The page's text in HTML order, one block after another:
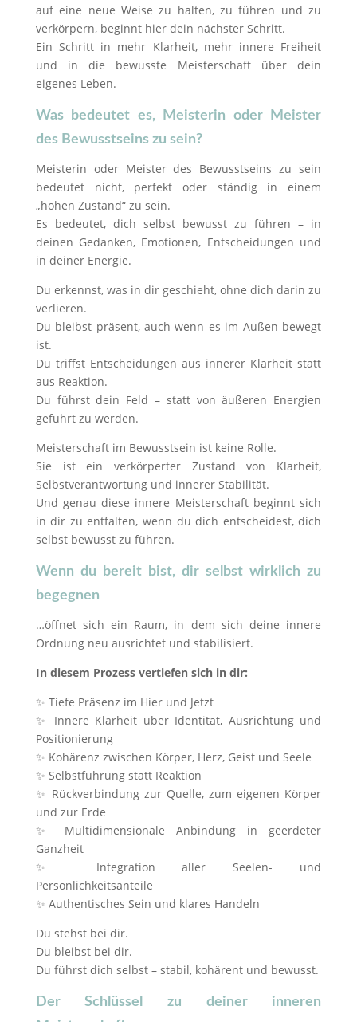
auf eine neue Weise zu halten, zu führen und zu
verkörpern, beginnt hier dein nächster Schritt.
Ein Schritt in mehr Klarheit, mehr innere Freiheit
und in die bewusste Meisterschaft über dein
eigenes Leben.
Was bedeutet es, Meisterin oder Meister
des Bewusstseins zu sein?
Meisterin oder Meister des Bewusstseins zu sein
bedeutet nicht, perfekt oder ständig in einem
„hohen Zustand“ zu sein.
Es bedeutet, dich selbst bewusst zu führen – in
deinen Gedanken, Emotionen, Entscheidungen und
in deiner Energie.
Du erkennst, was in dir geschieht, ohne dich darin zu
verlieren.
Du bleibst präsent, auch wenn es im Außen bewegt
ist.
Du triffst Entscheidungen aus innerer Klarheit statt
aus Reaktion.
Du führst dein Feld – statt von äußeren Energien
geführt zu werden.
Meisterschaft im Bewusstsein ist keine Rolle.
Sie ist ein verkörperter Zustand von Klarheit,
Selbstverantwortung und innerer Stabilität.
Und genau diese innere Meisterschaft beginnt sich
in dir zu entfalten, wenn du dich entscheidest, dich
selbst bewusst zu führen.
Wenn du bereit bist, dir selbst wirklich zu
begegnen
…öffnet sich ein Raum, in dem sich deine innere
Ordnung neu ausrichtet und stabilisiert.
In diesem Prozess vertiefen sich in dir:
✨ Tiefe Präsenz im Hier und Jetzt
✨ Innere Klarheit über Identität, Ausrichtung und
Positionierung
✨ Kohärenz zwischen Körper, Herz, Geist und Seele
✨ Selbstführung statt Reaktion
✨ Rückverbindung zur Quelle, zum eigenen Körper
und zur Erde
✨ Multidimensionale Anbindung in geerdeter
Ganzheit
✨ Integration aller Seelen- und
Persönlichkeitsanteile
✨ Authentisches Sein und klares Handeln
Du stehst bei dir.
Du bleibst bei dir.
Du führst dich selbst – stabil, kohärent und bewusst.
Der Schlüssel zu deiner inneren